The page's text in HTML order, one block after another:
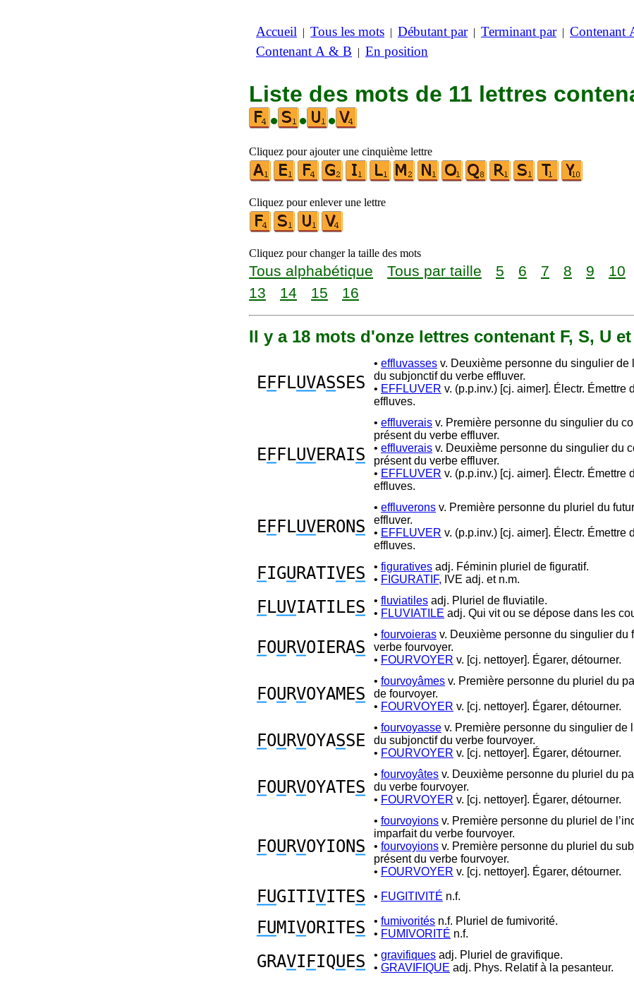
Accueil | Tous les mots | Débutant par| Terminant par| Contenant
Contenant A & B | En position
Liste des mots de 11 lettres
•
• •
Cliquez pour ajouter une cinquième lettre
Cliquez pour enlever une lettre
Cliquez pour changer la taille des mots
Tous alphabétique Tous par taille 5 6 7 8 9 10
13
14 15 16
Il y a 18 mots d'onze lettres contenant F, S, U
E F FLUVASSES
• effluvasses v. Deuxième personne du singulier de
du subjonctif du verbe effluver.
• EFFLUVER v. (p.p.inv.) [cj. aimer]. Électr. Émettre
effluves.
E F FLUVERAIS
• effluverais v. Première personne du singulier du
présent du verbe effluver.
• effluverais v. Deuxième personne du singulier du
présent du verbe effluver.
• EFFLUVER v. (p.p.inv.) [cj. aimer]. Électr. Émettre
effluves.
E F FLUVERONS
• effluverons v. Première personne du pluriel du
effluver.
• EFFLUVER v. (p.p.inv.) [cj. aimer]. Électr. Émettre
effluves.
FIGURATIVES • figuratives adj. Féminin pluriel de figuratif.
• FIGURATIF, IVE adj. et n.m.
F LUVIATILES • fluviatiles adj. Pluriel de fluviatile.
• FLUVIATILE adj. Qui vit ou se dépose dans les
FOURVOIERAS
• fourvoieras v. Deuxième personne du singulier du
verbe fourvoyer.
• FOURVOYER v. [cj. nettoyer]. Égarer, détourner.
FOURVOYAMES
• fourvoyâmes v. Première personne du pluriel du
de fourvoyer.
• FOURVOYER v. [cj. nettoyer]. Égarer, détourner.
FOURVOYASSE
• fourvoyasse v. Première personne du singulier de
du subjonctif du verbe fourvoyer.
• FOURVOYER v. [cj. nettoyer]. Égarer, détourner.
FOURVOYATES
• fourvoyâtes v. Deuxième personne du pluriel du
du verbe fourvoyer.
• FOURVOYER v. [cj. nettoyer]. Égarer, détourner.
FOURVOYIONS
• fourvoyions v. Première personne du pluriel de
imparfait du verbe fourvoyer.
• fourvoyions v. Première personne du pluriel du
présent du verbe fourvoyer.
• FOURVOYER v. [cj. nettoyer]. Égarer, détourner.
FUGITIVITES • FUGITIVITÉ n.f.
FUMIVORITES • fumivorités n.f. Pluriel de fumivorité.
• FUMIVORITÉ n.f.
GRAVI FIQUES • gravifiques adj. Pluriel de gravifique.
• GRAVIFIQUE adj. Phys. Relatif à la pesanteur.